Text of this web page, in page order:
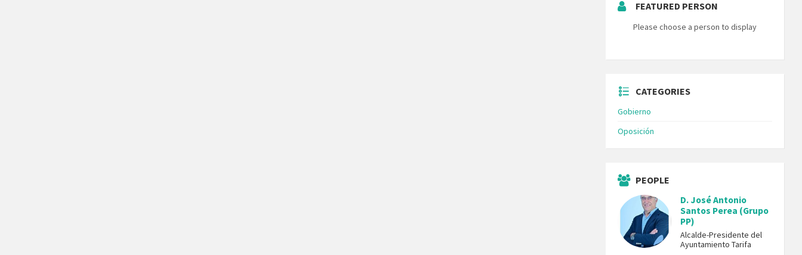
FEATURED PERSON
Please choose a person to display
CATEGORIES
Gobierno
Oposición
PEOPLE
D. José Antonio
Santos Perea (Grupo
PP)
Alcalde-Presidente del
Ayuntamiento Tarifa